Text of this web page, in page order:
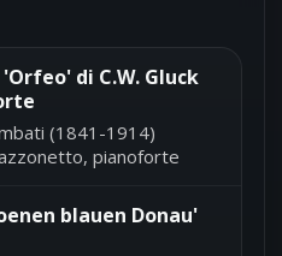
di C.W. Gluck
(1841-1914)
pianoforte
blauen Donau'